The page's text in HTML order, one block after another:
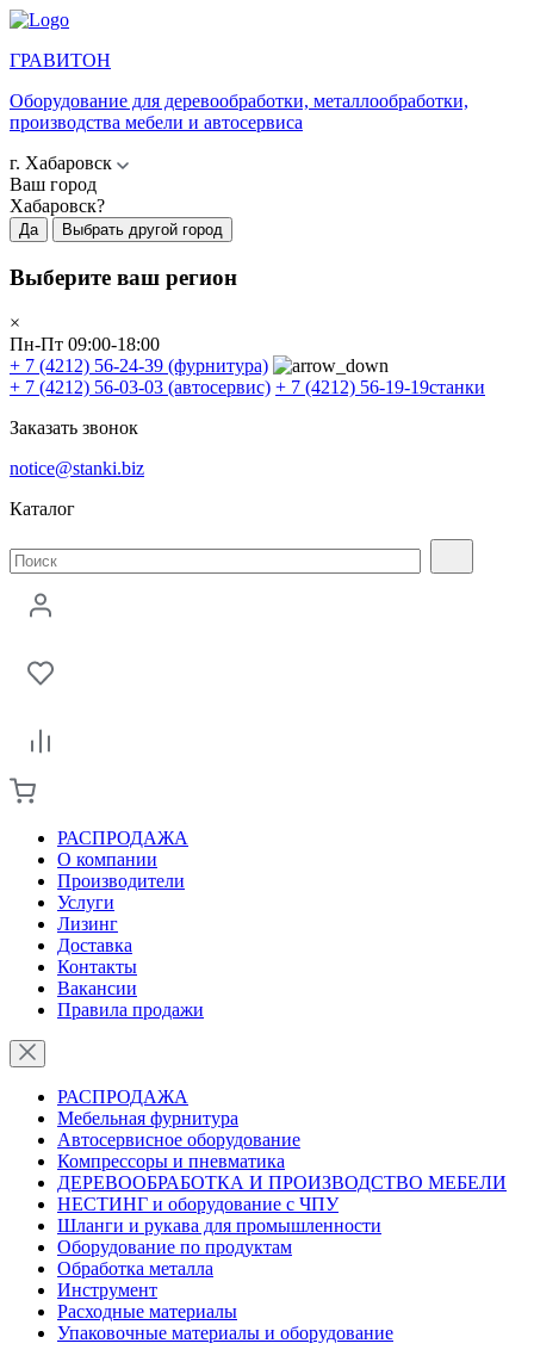
ГРАВИТОН
Оборудование для деревообработки, металлообработки,
производства мебели и автосервиса
г. Хабаровск
Ваш город
Хабаровск?
Да Выбрать другой город
Выберите ваш регион
×
Пн-Пт 09:00-18:00
+ 7 (4212) 56-24-39 (фурнитура)
+ 7 (4212) 56-03-03 (автосервис) + 7 (4212) 56-19-19станки
Заказать звонок
notice@stanki.biz
Каталог
РАСПРОДАЖА
О компании
Производители
Услуги
Лизинг
Доставка
Контакты
Вакансии
Правила продажи
РАСПРОДАЖА
Мебельная фурнитура
Автосервисное оборудование
Компрессоры и пневматика
ДЕРЕВООБРАБОТКА И ПРОИЗВОДСТВО МЕБЕЛИ
НЕСТИНГ и оборудование с ЧПУ
Шланги и рукава для промышленности
Оборудование по продуктам
Обработка металла
Инструмент
Расходные материалы
Упаковочные материалы и оборудование